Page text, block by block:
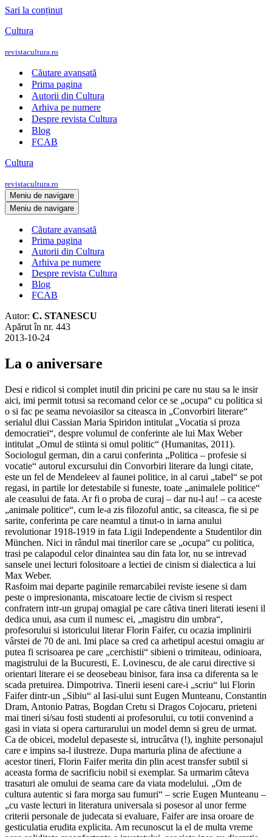
Sari la conținut
Cultura
revistacultura.ro
Căutare avansată
Prima pagina
Autorii din Cultura
Arhiva pe numere
Despre revista Cultura
Blog
FCAB
Cultura
revistacultura.ro
Meniu de navigare
Meniu de navigare
Căutare avansată
Prima pagina
Autorii din Cultura
Arhiva pe numere
Despre revista Cultura
Blog
FCAB
Autor: C. STANESCU
Apărut în nr. 443
2013-10-24
La o aniversare
Desi e ridicol si complet inutil din pricini pe care nu stau sa le insir
aici, imi permit totusi sa recomand celor ce se „ocupa“ cu politica si
o si fac pe seama nevoiasilor sa citeasca in „Convorbiri literare“
serialul dlui Cassian Maria Spiridon intitulat „Vocatia si proza
democratiei“, despre volumul de conferinte ale lui Max Weber
intitulat „Omul de stiinta si omul politic“ (Humanitas, 2011).
Sociologul german, din a carui conferinta „Politica – profesie si
vocatie“ autorul excursului din Convorbiri literare da lungi citate,
este un fel de Mendeleev al faunei politice, in al carui „tabel“ se pot
regasi, in partile lor detestabile si funeste, toate „animalele politice“
ale ceasului de fata. Ar fi o proba de curaj – dar nu-l au! – ca aceste
„animale politice“, cum le-a zis filozoful antic, sa citeasca, fie si pe
sarite, conferinta pe care neamtul a tinut-o in iarna anului
revolutionar 1918-1919 in fata Ligii Independente a Studentilor din
München. Nici in rândul mai tinerilor care se „ocupa“ cu politica,
trasi pe calapodul celor dinaintea sau din fata lor, nu se intrevad
sansele unei lecturi folositoare a lectiei de cinism si dialectica a lui
Max Weber.
Rasfoim mai departe paginile remarcabilei reviste iesene si dam
peste o impresionanta, miscatoare lectie de civism si respect
confratern intr-un grupaj omagial pe care câtiva tineri literati ieseni il
dedica unui, asa cum il numesc ei, „magistru din umbra“,
profesorului si istoricului literar Florin Faifer, cu ocazia implinirii
vârstei de 70 de ani. Imi place sa cred ca arhetipul acestui omagiu ar
putea fi scrisoarea pe care „cerchistii“ sibieni o trimiteau, odinioara,
magistrului de la Bucuresti, E. Lovinescu, de ale carui directive si
orientari literare ei se deosebeau binisor, fara insa ca diferenta sa le
scada pretuirea. Dimpotriva. Tinerii ieseni care-i „scriu“ lui Florin
Faifer dintr-un „Sibiu“ al Iasi-ului sunt Eugen Munteanu, Constantin
Dram, Antonio Patras, Bogdan Cretu si Dragos Cojocaru, prieteni
mai tineri si/sau fosti studenti ai profesorului, cu totii convenind a
gasi in viata si opera carturarului un model demn si greu de urmat.
Ca de obicei, modelul depaseste si, intrucâtva (!), inghite personajul
care e impins sa-l ilustreze. Dupa marturia plina de afectiune a
acestor tineri, Florin Faifer merita din plin acest transfer subtil si
aceasta forma de sacrificiu nobil si exemplar. Sa urmarim câteva
trasaturi ale omului de seama care da viata modelului. „Om de
cultura autentic si fara morga sau fumuri“ – scrie Eugen Munteanu –
„cu vaste lecturi in literatura universala si posesor al unor ferme
criterii personale de judecata si evaluare, Faifer are insa oroare de
gesticulatia erudita explicita. Am recunoscut la el de multa vreme